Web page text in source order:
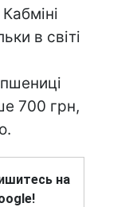
в світі
700 грн,
на